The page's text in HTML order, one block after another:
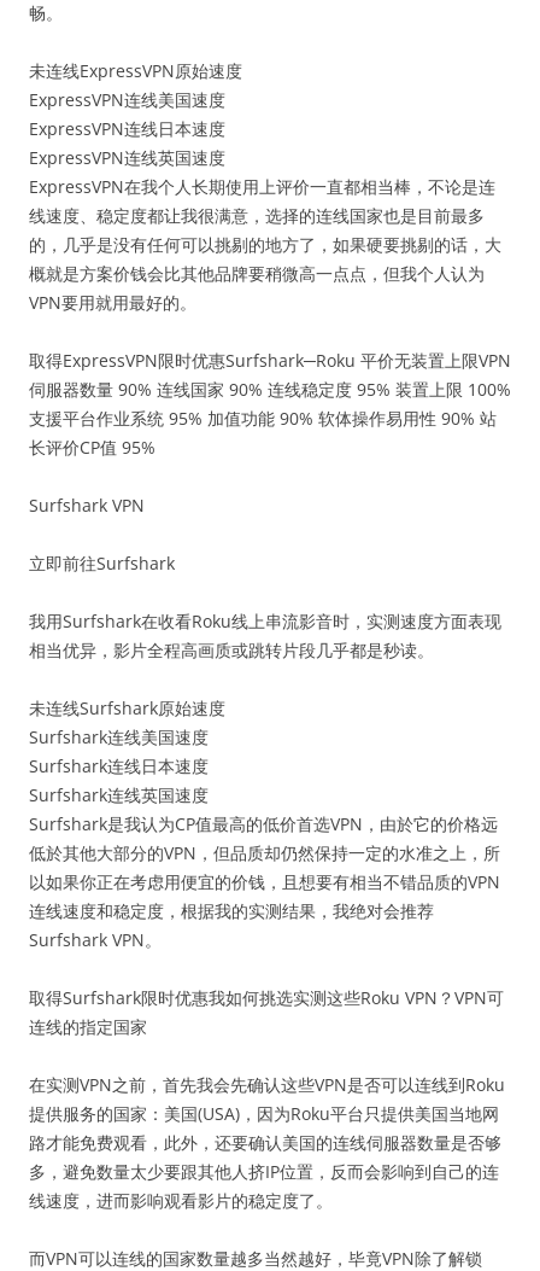
畅。
未连线ExpressVPN原始速度
ExpressVPN连线美国速度
ExpressVPN连线日本速度
ExpressVPN连线英国速度
ExpressVPN在我个人长期使用上评价一直都相当棒，不论是连
线速度、稳定度都让我很满意，选择的连线国家也是目前最多
的，几乎是没有任何可以挑剔的地方了，如果硬要挑剔的话，大
概就是方案价钱会比其他品牌要稍微高一点点，但我个人认为
VPN要用就用最好的。
取得ExpressVPN限时优惠Surfshark─Roku 平价无装置上限VPN
伺服器数量 90% 连线国家 90% 连线稳定度 95% 装置上限 100%
支援平台作业系统 95% 加值功能 90% 软体操作易用性 90% 站
长评价CP值 95%
Surfshark VPN
立即前往Surfshark
我用Surfshark在收看Roku线上串流影音时，实测速度方面表现
相当优异，影片全程高画质或跳转片段几乎都是秒读。
未连线Surfshark原始速度
Surfshark连线美国速度
Surfshark连线日本速度
Surfshark连线英国速度
Surfshark是我认为CP值最高的低价首选VPN，由於它的价格远
低於其他大部分的VPN，但品质却仍然保持一定的水准之上，所
以如果你正在考虑用便宜的价钱，且想要有相当不错品质的VPN
连线速度和稳定度，根据我的实测结果，我绝对会推荐
Surfshark VPN。
取得Surfshark限时优惠我如何挑选实测这些Roku VPN？VPN可
连线的指定国家
在实测VPN之前，首先我会先确认这些VPN是否可以连线到Roku
提供服务的国家：美国(USA)，因为Roku平台只提供美国当地网
路才能免费观看，此外，还要确认美国的连线伺服器数量是否够
多，避免数量太少要跟其他人挤IP位置，反而会影响到自己的连
线速度，进而影响观看影片的稳定度了。
而VPN可以连线的国家数量越多当然越好，毕竟VPN除了解锁